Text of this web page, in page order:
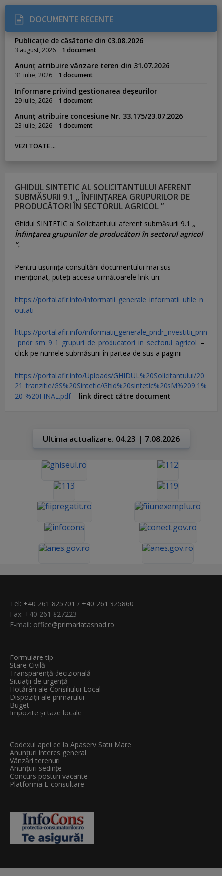
DOCUMENTE RECENTE
Publicație de căsătorie din 03.08.2026
3 august, 2026 1 document
Anunț atribuire vânzare teren din 31.07.2026
31 iulie, 2026 1 document
Informare privind gestionarea deșeurilor
29 iulie, 2026 1 document
Anunț atribuire concesiune Nr. 33.175/23.07.2026
23 iulie, 2026 1 document
VEZI TOATE ...
GHIDUL SINTETIC AL SOLICITANTULUI AFERENT
SUBMĂSURII 9.1 „ ÎNFIINȚAREA GRUPURILOR DE
PRODUCĂTORI ÎN SECTORUL AGRICOL ”
Ghidul SINTETIC al Solicitantului aferent submăsurii 9.1 „
Înființarea grupurilor de producători în sectorul agricol
”.
Pentru uşurinţa consultării documentului mai sus
menţionat, puteţi accesa următoarele link-uri:
https://portal.afir.info/informatii_generale_informatii_utile_n
outati
https://portal.afir.info/informatii_generale_pndr_investitii_prin
_pndr_sm_9_1_grupuri_de_producatori_in_sectorul_agricol –
click pe numele submăsurii în partea de sus a paginii
https://portal.afir.info/Uploads/GHIDUL%20Solicitantului/20
21_tranzitie/GS%20Sintetic/Ghid%20sintetic%20sM%209.1%
20-%20FINAL.pdf– link direct către document
Ultima actualizare: 04:23 | 7.08.2026
Tel: +40 261 825701 / +40 261 825860
Fax: +40 261 827223
E-mail: office@primariatasnad.ro
Formulare tip
Stare Civilă
Transparenţă decizională
Situații de urgență
Hotărâri ale Consiliului Local
Dispoziții ale primarului
Buget
Impozite și taxe locale
Codexul apei de la Apaserv Satu Mare
Anunțuri interes general
Vânzări terenuri
Anunțuri sedințe
Concurs posturi vacante
Platforma E-consultare